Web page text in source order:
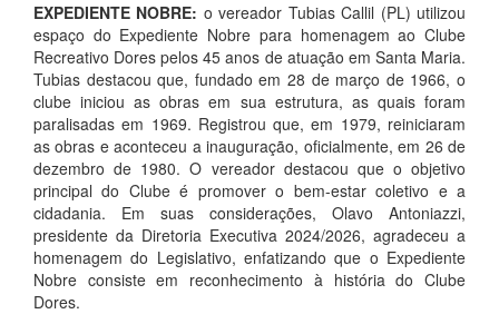
EXPEDIENTE NOBRE: o vereador Tubias Callil (PL) utilizou
espaço do Expediente Nobre para homenagem ao Clube
Recreativo Dores pelos 45 anos de atuação em Santa Maria.
Tubias destacou que, fundado em 28 de março de 1966, o
clube iniciou as obras em sua estrutura, as quais foram
paralisadas em 1969. Registrou que, em 1979, reiniciaram
as obras e aconteceu a inauguração, oficialmente, em 26 de
dezembro de 1980. O vereador destacou que o objetivo
principal do Clube é promover o bem-estar coletivo e a
cidadania. Em suas considerações, Olavo Antoniazzi,
presidente da Diretoria Executiva 2024/2026, agradeceu a
homenagem do Legislativo, enfatizando que o Expediente
Nobre consiste em reconhecimento à história do Clube
Dores.